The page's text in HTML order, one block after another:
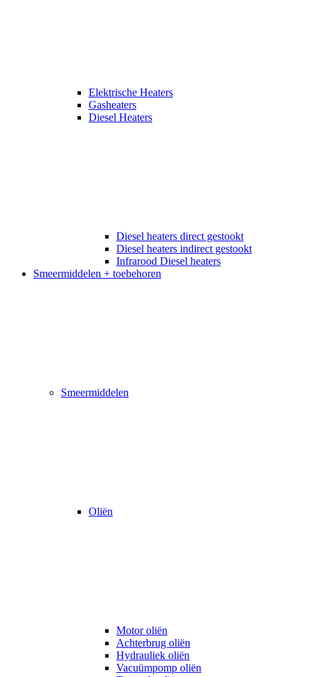
Elektrische Heaters
Gasheaters
Diesel Heaters
Diesel heaters direct gestookt
Diesel heaters indirect gestookt
Infrarood Diesel heaters
Smeermiddelen + toebehoren
Smeermiddelen
Oliën
Motor oliën
Achterbrug oliën
Hydrauliek oliën
Vacuümpomp oliën